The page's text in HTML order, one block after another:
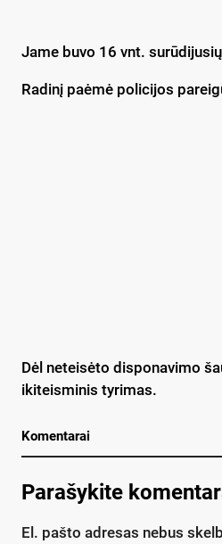
Jame buvo 16 vnt.
Radinį paėmė policijos
Dėl neteisėto disponavimo
ikiteisminis tyrimas.
Komentarai
Parašykite
El. pašto adresas nebus